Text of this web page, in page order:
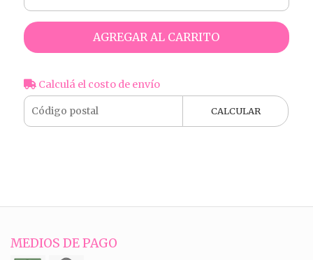
AGREGAR AL CARRITO
Calculá el costo de envío
CALCULAR
MEDIOS DE PAGO